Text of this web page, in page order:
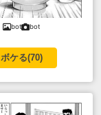
bot bot
ボケる(70)